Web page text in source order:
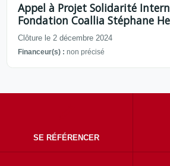
Appel à Projet Solidarité
Fondation Coallia Stéphane
Clôture le 2 décembre 2024
Financeur(s) : non précisé
SE RÉFÉRENCER